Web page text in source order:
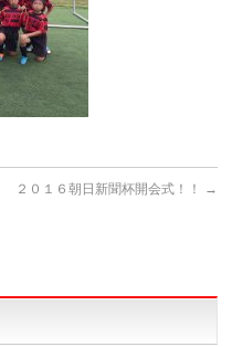
２０１６朝日新聞杯開会式！！ →